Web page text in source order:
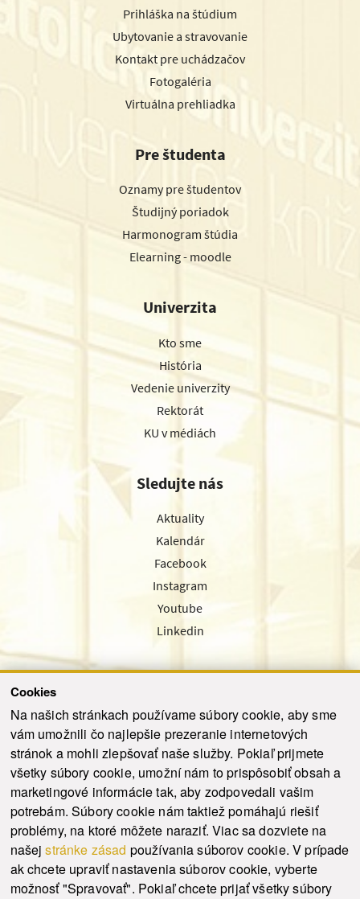
Cookies
Na našich stránkach používame súbory cookie, aby sme
vám umožnili čo najlepšie prezeranie internetových
stránok a mohli zlepšovať naše služby. Pokiaľ prijmete
všetky súbory cookie, umožní nám to prispôsobiť obsah a
marketingové informácie tak, aby zodpovedali vašim
potrebám. Súbory cookie nám taktiež pomáhajú riešiť
problémy, na ktoré môžete naraziť. Viac sa dozviete na
našejstránke zásad používania súborov cookie. V prípade
ak chcete upraviť nastavenia súborov cookie, vyberte
možnosť "Spravovať". Pokiaľ chcete prijať všetky súbory
Prihláška na štúdium
Ubytovanie a stravovanie
Kontakt pre uchádzačov
Fotogaléria
Virtuálna prehliadka
Pre študenta
Oznamy pre študentov
Študijný poriadok
Harmonogram štúdia
Elearning - moodle
Univerzita
Kto sme
História
Vedenie univerzity
Rektorát
KU v médiách
Sledujte nás
Aktuality
Kalendár
Facebook
Instagram
Youtube
Linkedin
Odoslať
© 2021-2026 ku.sk. Všetky práva vyhradené. | Ochrana osobných údajov
Vyhlásenie o prístupnosti |
Admin
This site is protected by reCAPTCHA and the Google Privacy Policy and Terms of